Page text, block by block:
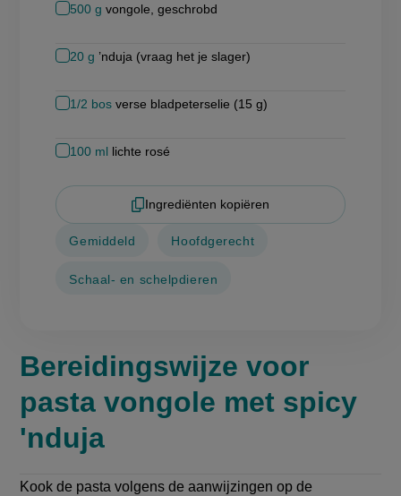
500 g vongole, geschrobd
20 g ’nduja (vraag het je slager)
1/2 bos verse bladpeterselie (15 g)
100 ml lichte rosé
Ingrediënten kopiëren
Gemiddeld Hoofdgerecht
Schaal- en schelpdieren
Bereidingswijze voor
pasta vongole met spicy
'nduja
Kook de pasta volgens de aanwijzingen op de